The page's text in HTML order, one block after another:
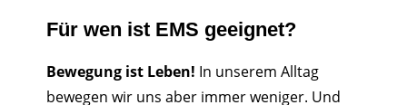
Für wen ist EMS geeignet?
Bewegung ist Leben! In unserem Alltag
bewegen wir uns aber immer weniger. Und